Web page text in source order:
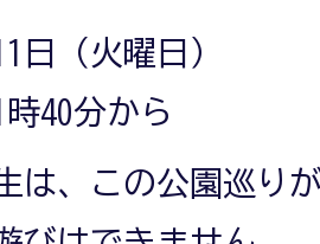
日（火曜日）
40分から
は、この公園巡り